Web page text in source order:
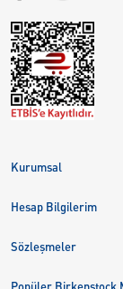
Kurumsal
Birkenstock Group
Hesap Bilgilerim
Sipariş Takibi
Sözleşmeler